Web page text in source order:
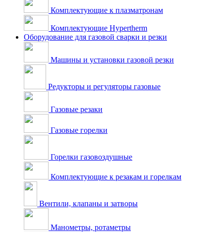
Комплектующие к плазматронам
Комплектующие Hypertherm
Оборудование для газовой сварки и резки
Машины и установки газовой резки
Редукторы и регуляторы газовые
Газовые резаки
Газовые горелки
Горелки газовоздушные
Комплектующие к резакам и горелкам
Вентили, клапаны и затворы
Манометры, ротаметры